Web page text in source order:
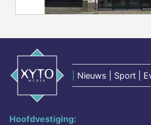
Nieuws | Sport |
Hoofdvestiging: